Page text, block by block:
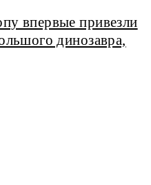
впервые привезли
динозавра,